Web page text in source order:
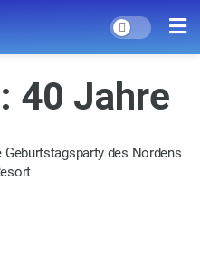
40 Jahre
Geburtstagsparty des Nordens